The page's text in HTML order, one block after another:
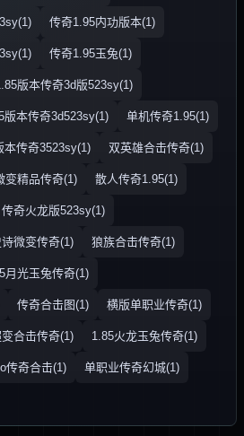
传奇1.95内功版本(1)
传奇1.95玉兔(1)
版本传奇3d版523sy(1)
版本传奇3d523sy(1) 单机传奇1.95(1)
本传奇3523sy(1) 双英雄合击传奇(1)
变精品传奇(1) 散人传奇1.95(1)
传奇火龙版523sy(1)
诗微变传奇(1) 狼族合击传奇(1)
月光玉兔传奇(1)
传奇合击图(1) 横版单职业传奇(1)
变合击传奇(1) 1.85火龙玉兔传奇(1)
传奇合击(1) 单职业传奇幻城(1)